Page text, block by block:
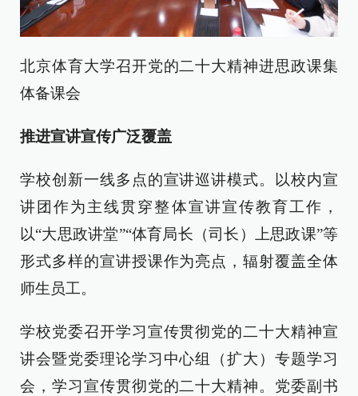
北京体育大学召开党的二十大精神进思政课集
体备课会
推进宣讲宣传广泛覆盖
学校创新一线多点的宣讲巡讲模式。以校内宣
讲团作为主线贯穿整体宣讲宣传教育工作，
以“大思政讲堂”“体育局长（司长）上思政课”等
形式多样的宣讲授课作为亮点，辐射覆盖全体
师生员工。
学校党委召开学习宣传贯彻党的二十大精神宣
讲会暨党委理论学习中心组（扩大）专题学习
会，学习宣传贯彻党的二十大精神。党委副书